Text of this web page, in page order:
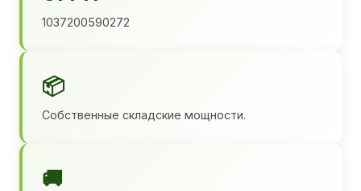
1037200590272
📦
Собственные складские мощности.
🚚